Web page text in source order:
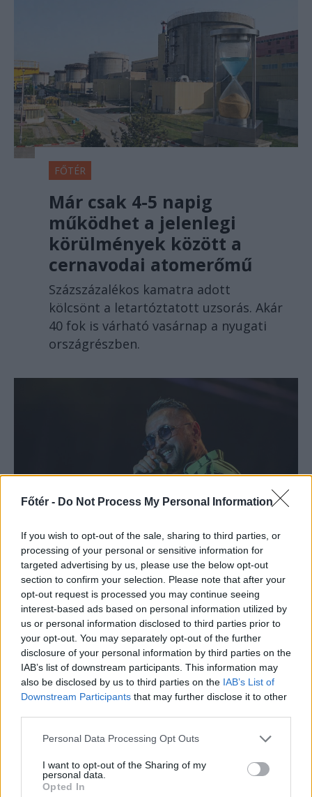
Főtér - Do Not Process My Personal Information
If you wish to opt-out of the sale, sharing to third parties, or
processing of your personal or sensitive information for
targeted advertising by us, please use the below opt-out
section to confirm your selection. Please note that after your
opt-out request is processed you may continue seeing
interest-based ads based on personal information utilized by
us or personal information disclosed to third parties prior to
your opt-out. You may separately opt-out of the further
disclosure of your personal information by third parties on the
IAB’s list of downstream participants. This information may
also be disclosed by us to third parties on the IAB’s List of
Downstream Participants that may further disclose it to other
Personal Data Processing Opt Outs
I want to opt-out of the Sharing of my
personal data.
Opted In
FŐTÉR
Már csak 4-5 napig
működhet a jelenlegi
körülmények között a
cernavodai atomerőmű
Százszázalékos kamatra adott
kölcsönt a letartóztatott uzsorás. Akár
40 fok is várható vasárnap a nyugati
országrészben.
KRÓNIKA
Majka életveszélyes
fenyegetés miatt
lemondta erdélyi
koncertjét
Majka életveszélyes fenyegetést
kapott, és emiatt lemondta a
sepsiszentgyörgyi SIC Fesztre
szerdán a Facebook-oldalán jelentette
be.